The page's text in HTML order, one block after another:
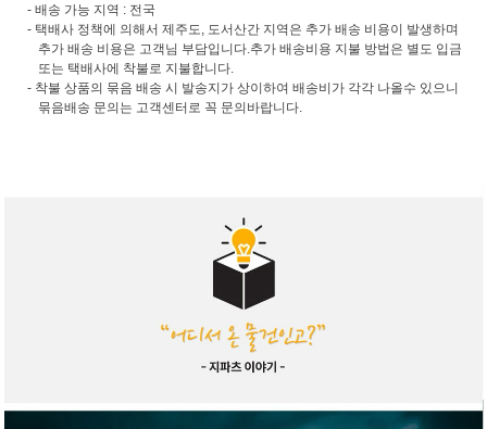
- 배송 가능 지역 : 전국
- 택배사 정책에 의해서 제주도, 도서산간 지역은 추가 배송 비용이 발생하며
추가 배송 비용은 고객님 부담입니다.추가 배송비용 지불 방법은 별도 입금
또는 택배사에 착불로 지불합니다.
- 착불 상품의 묶음 배송 시 발송지가 상이하여 배송비가 각각 나올수 있으니
묶음배송 문의는 고객센터로 꼭 문의바랍니다.